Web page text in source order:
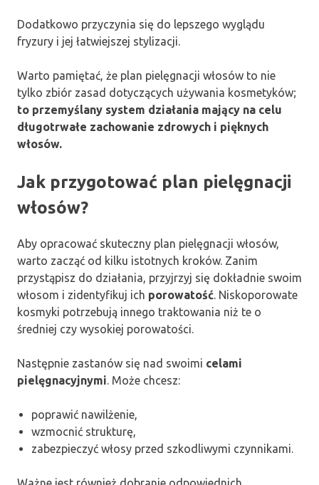
Dodatkowo przyczynia się do lepszego wyglądu
fryzury i jej łatwiejszej stylizacji.
Warto pamiętać, że plan pielęgnacji włosów to nie
tylko zbiór zasad dotyczących używania kosmetyków;
to przemyślany system działania mający na celu
długotrwałe zachowanie zdrowych i pięknych
włosów.
Jak przygotować plan pielęgnacji
włosów?
Aby opracować skuteczny plan pielęgnacji włosów,
warto zacząć od kilku istotnych kroków. Zanim
przystąpisz do działania, przyjrzyj się dokładnie swoim
włosom i zidentyfikuj ich porowatość. Niskoporowate
kosmyki potrzebują innego traktowania niż te o
średniej czy wysokiej porowatości.
Następnie zastanów się nad swoimi celami
pielęgnacyjnymi. Może chcesz:
poprawić nawilżenie,
wzmocnić strukturę,
zabezpieczyć włosy przed szkodliwymi czynnikami.